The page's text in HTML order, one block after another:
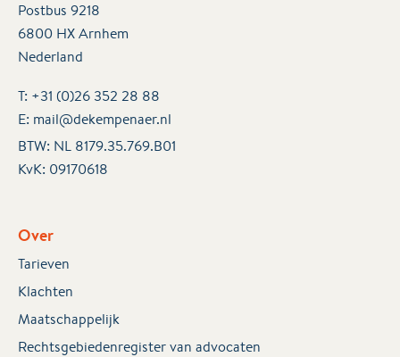
Postbus 9218
6800 HX Arnhem
Nederland
T: +31 (0)26 352 28 88
E: mail@dekempenaer.nl
BTW: NL 8179.35.769.B01
KvK: 09170618
Over
Tarieven
Klachten
Maatschappelijk
Rechtsgebiedenregister van advocaten